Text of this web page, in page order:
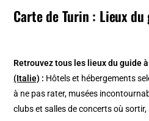
Carte de Turin : Lieux
Retrouvez tous les lieux du guide
(Italie) : Hôtels et hébergements
à ne pas rater, musées
clubs et salles de concerts où